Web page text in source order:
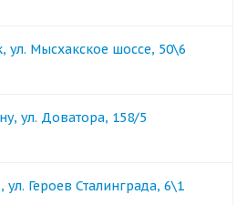
ул. Мысхакское шоссе, 50\6
ул. Доватора, 158/5
Героев Сталинграда, 6\1